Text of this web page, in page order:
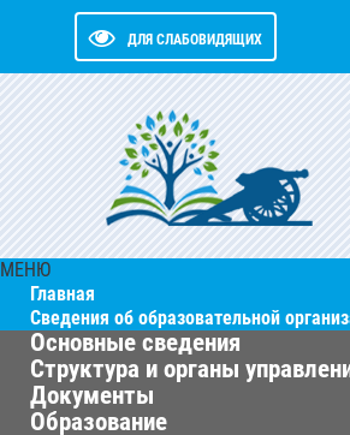
ДЛЯ СЛАБОВИДЯЩИХ
МЕНЮ
Главная
Сведения об образовательной
Основные сведения
Структура и органы
Документы
Образование